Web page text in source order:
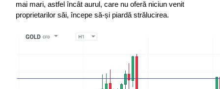
mai mari, astfel încât aurul, care nu oferă niciun venit
proprietarilor săi, începe să-și piardă strălucirea.